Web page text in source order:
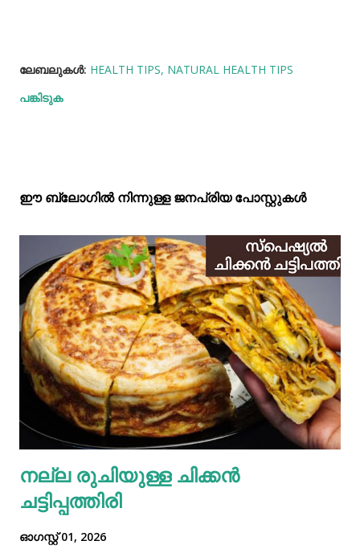
ലേബലുകള്‍: HEALTH TIPS NATURAL HEALTH TIPS
പങ്കിടുക
ഈ ബ്ലോഗിൽ നിന്നുള്ള ജനപ്രിയ പോസ്റ്റുകള്‍‌
നല്ല രുചിയുള്ള ചിക്കൻ
ചട്ടിപ്പത്തിരി
ഓഗസ്റ്റ് 01, 2026